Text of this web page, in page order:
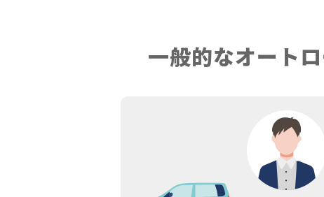
一般的なオート